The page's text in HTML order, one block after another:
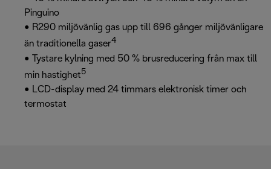
Pinguino
• R290 miljövänlig gas upp till 696 gånger miljövänligare
än traditionella gaser4
• Tystare kylning med 50 % brusreducering från max till
min hastighet5
• LCD-display med 24 timmars elektronisk timer och
termostat